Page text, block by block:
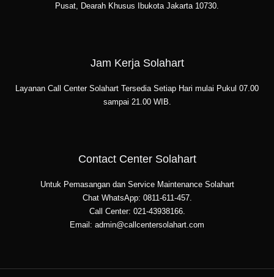
Pusat, Dearah Khusus Ibukota Jakarta 10730.
Jam Kerja Solahart
Layanan Call Center Solahart Tersedia Setiap Hari mulai Pukul 07.00
sampai 21.00 WIB.
Contact Center Solahart
Untuk Pemasangan dan Service Maintenance Solahart
Chat WhatsApp: 0811-611-457.
Call Center: 021-43938166.
Email: admin@callcentersolahart.com